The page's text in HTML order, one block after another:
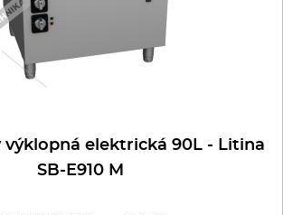
lázně
výklopná elektrická 90L - Litina
SB-E910 M